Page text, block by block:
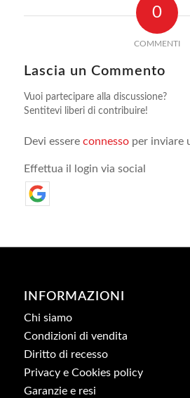
0
COMMENTI
Lascia un Commento
Vuoi partecipare alla discussione?
Sentitevi liberi di contribuire!
Devi essere connessoper inviare
Effettua il login via social
INFORMAZIONI
Chi siamo
Condizioni di vendita
Diritto di recesso
Privacy e Cookies policy
Garanzie e resi